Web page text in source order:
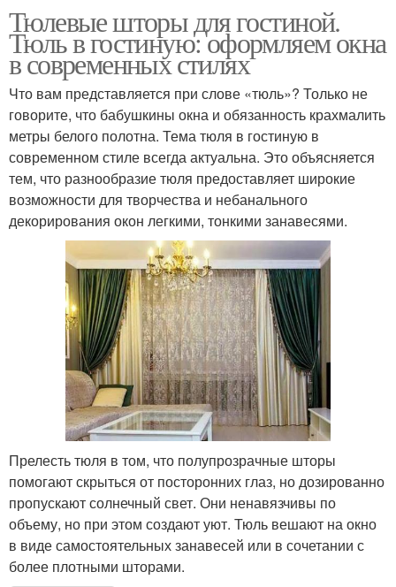
Тюлевые шторы для гостиной.
Тюль в гостиную: оформляем окна
в современных стилях
Что вам представляется при слове «тюль»? Только не
говорите, что бабушкины окна и обязанность крахмалить
метры белого полотна. Тема тюля в гостиную в
современном стиле всегда актуальна. Это объясняется
тем, что разнообразие тюля предоставляет широкие
возможности для творчества и небанального
декорирования окон легкими, тонкими занавесями.
Прелесть тюля в том, что полупрозрачные шторы
помогают скрыться от посторонних глаз, но дозированно
пропускают солнечный свет. Они ненавязчивы по
объему, но при этом создают уют. Тюль вешают на окно
в виде самостоятельных занавесей или в сочетании с
более плотными шторами.